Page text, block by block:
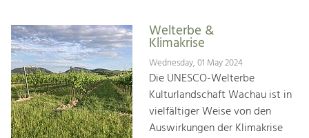
Welterbe &
Klimakrise
Wednesday, 01 May 2024
Die UNESCO-Welterbe
Kulturlandschaft Wachau ist in
vielfältiger Weise von den
Auswirkungen der Klimakrise